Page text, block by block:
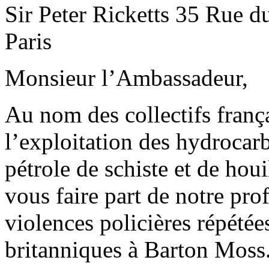
Sir Peter Ricketts 35 Rue
Paris
Monsieur l’Ambassadeur,
Au nom des collectifs
l’exploitation des
pétrole de schiste et de
vous faire part de notre
violences policières
britanniques à Barton